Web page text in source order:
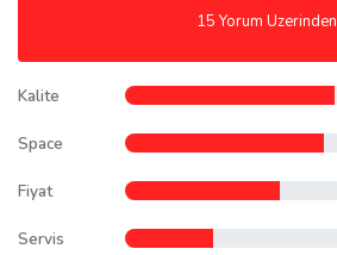
15 Yorum Uzerinden
Kalite
Space
Fiyat
Servis